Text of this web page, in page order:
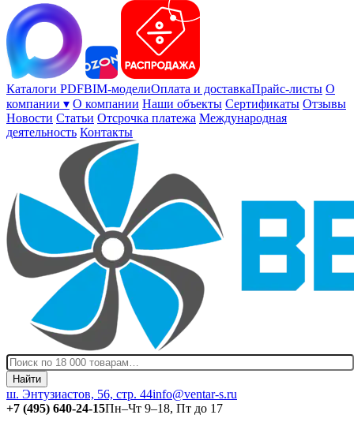
Каталоги PDFBIM-моделиОплата и доставкаПрайс-листы О
компании ▾ О компании Наши объекты Сертификаты Отзывы
Новости Статьи Отсрочка платежа Международная
деятельность Контакты
Найти
ш. Энтузиастов, 56, стр. 44info@ventar-s.ru
+7 (495) 640-24-15Пн–Чт 9–18, Пт до 17